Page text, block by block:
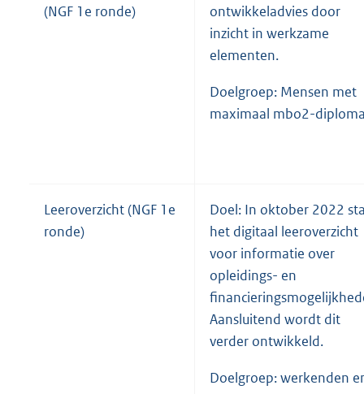
(NGF 1e ronde)
ontwikkeladvies door
inzicht in werkzame
elementen.
Doelgroep: Mensen met
maximaal mbo2-
Leeroverzicht (NGF 1e
ronde)
Doel: In oktober 2022
het digitaal leeroverzicht
voor informatie over
opleidings- en
Aansluitend wordt dit
verder ontwikkeld.
Doelgroep: werkenden